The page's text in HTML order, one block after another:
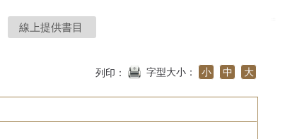
線上提供書目
列印： 字型大小： 小 中 大